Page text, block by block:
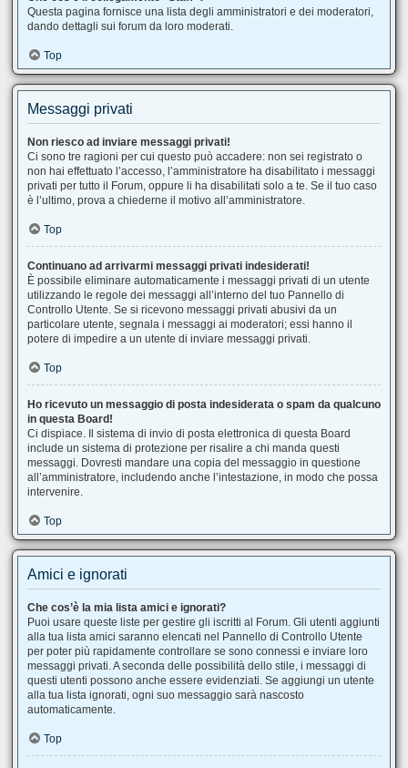
Questa pagina fornisce una lista degli amministratori e dei moderatori,
dando dettagli sui forum da loro moderati.
Top
Messaggi privati
Non riesco ad inviare messaggi privati!
Ci sono tre ragioni per cui questo può accadere: non sei registrato o
non hai effettuato l’accesso, l’amministratore ha disabilitato i messaggi
privati per tutto il Forum, oppure li ha disabilitati solo a te. Se il tuo caso
è l’ultimo, prova a chiederne il motivo all’amministratore.
Top
Continuano ad arrivarmi messaggi privati indesiderati!
È possibile eliminare automaticamente i messaggi privati ​​di un utente
utilizzando le regole dei messaggi all’interno del tuo Pannello di
Controllo Utente. Se si ricevono messaggi privati ​​abusivi da un
particolare utente, segnala i messaggi ai moderatori; essi hanno il
potere di impedire a un utente di inviare messaggi privati​​.
Top
Ho ricevuto un messaggio di posta indesiderata o spam da qualcuno
in questa Board!
Ci dispiace. Il sistema di invio di posta elettronica di questa Board
include un sistema di protezione per risalire a chi manda questi
messaggi. Dovresti mandare una copia del messaggio in questione
all’amministratore, includendo anche l’intestazione, in modo che possa
intervenire.
Top
Amici e ignorati
Che cos’è la mia lista amici e ignorati?
Puoi usare queste liste per gestire gli iscritti al Forum. Gli utenti aggiunti
alla tua lista amici saranno elencati nel Pannello di Controllo Utente
per poter più rapidamente controllare se sono connessi e inviare loro
messaggi privati. A seconda delle possibilità dello stile, i messaggi di
questi utenti possono anche essere evidenziati. Se aggiungi un utente
alla tua lista ignorati, ogni suo messaggio sarà nascosto
automaticamente.
Top